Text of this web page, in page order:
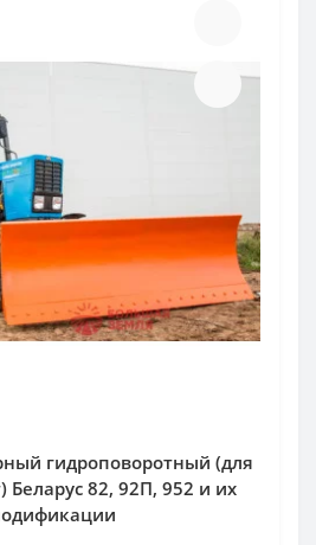
гидроповоротный (для
Беларус 82, 92П, 952 и их